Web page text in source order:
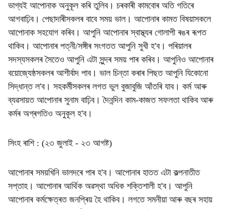
ভাগ্যই আপোনাক অনুকূল কৰি তুলিব। চৰকাৰী কামবোৰ অতি গতিৰে
আগবাঢ়িব। পেছাদাৰীসকলৰ বাবে সময় ভাল। আপোনাৰ কামত বিষয়াসকলে
আপোনাক সহযোগ কৰিব। আপুনি আপোনাৰ স্বাস্থ্যৰ গোলাপী ৰঙৰ ৰূপত
থাকিব। আপোনাৰ পত্নী/সঙ্গীৰ সংগতত আপুনি সুখী হ'ব। পৰিয়ালৰ
সদস্যসকলৰ সৈতেও আপুনি এটা সুন্দৰ সময় পাৰ কৰিব। আপুনিও আপোনাৰ
বয়োজ্যেষ্ঠসকলৰ আশীৰ্বাদ পাব। ভাল চিন্তা কৰাৰ পিছত আপুনি যিকোনো
সিদ্ধান্ত ল'ব। সহকৰ্মীসকলৰ লগত ভুল বুজাবুজি আঁতৰি যাব। কৰ্ম আৰু
ব্যৱসায়ত আপোনাৰ সুনাম বাঢ়িব। দৈনন্দিন কাম-কাজত সফলতা থাকিব আৰু
কৰ্মৰ অগ্ৰগতিও অনুকূল হ'ব।
সিংহ ৰাশি : (২৩ জুলাই - ২৩ আগষ্ট)
আপোনাৰ সময়খিনি ভালদৰে পাৰ হ'ব। আপোনাৰ হাতত এটা কল্পনাতীত
সপ্তাহ। আপোনাৰ আৰ্থিক অৱস্থা অধিক শক্তিশালী হ'ব। আপুনি
আপোনাৰ কৰ্মক্ষেত্ৰত জনপ্ৰিয় হৈ থাকিব। লগতে সমনীয়া আৰু বছৰ সহায়